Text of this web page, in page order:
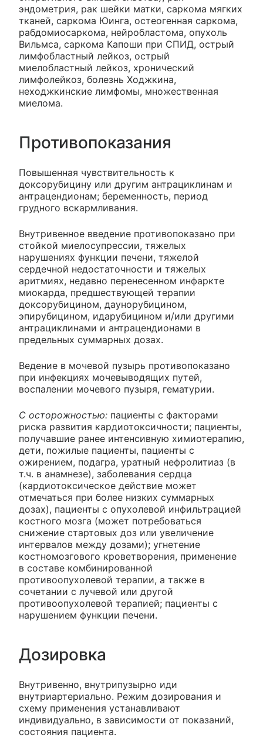
эндометрия, рак шейки матки, саркома мягких
тканей, саркома Юинга, остеогенная саркома,
рабдомиосаркома, нейробластома, опухоль
Вильмса, саркома Капоши при СПИД, острый
лимфобластный лейкоз, острый
миелобластный лейкоз, хронический
лимфолейкоз, болезнь Ходжкина,
неходжкинские лимфомы, множественная
миелома.
Противопоказания
Повышенная чувствительность к
доксорубицину или другим антрациклинам и
антрацендионам; беременность, период
грудного вскармливания.
Внутривенное введение противопоказано при
стойкой миелосупрессии, тяжелых
нарушениях функции печени, тяжелой
сердечной недостаточности и тяжелых
аритмиях, недавно перенесенном инфаркте
миокарда, предшествующей терапии
доксорубицином, даунорубицином,
эпирубицином, идарубицином и/или другими
антрациклинами и антрацендионами в
предельных суммарных дозах.
Ведение в мочевой пузырь противопоказано
при инфекциях мочевыводящих путей,
воспалении мочевого пузыря, гематурии.
С осторожностью: пациенты с факторами
риска развития кардиотоксичности; пациенты,
получавшие ранее интенсивную химиотерапию,
дети, пожилые пациенты, пациенты с
ожирением, подагра, уратный нефролитиаз (в
т.ч. в анамнезе), заболевания сердца
(кардиотоксическое действие может
отмечаться при более низких суммарных
дозах), пациенты с опухолевой инфильтрацией
костного мозга (может потребоваться
снижение стартовых доз или увеличение
интервалов между дозами); угнетение
костномозгового кроветворения, применение
в составе комбинированной
противоопухолевой терапии, а также в
сочетании с лучевой или другой
противоопухолевой терапией; пациенты с
нарушением функции печени.
Дозировка
Внутривенно, внутрипузырно иди
внутриартериально. Режим дозирования и
схему применения устанавливают
индивидуально, в зависимости от показаний,
состояния пациента.